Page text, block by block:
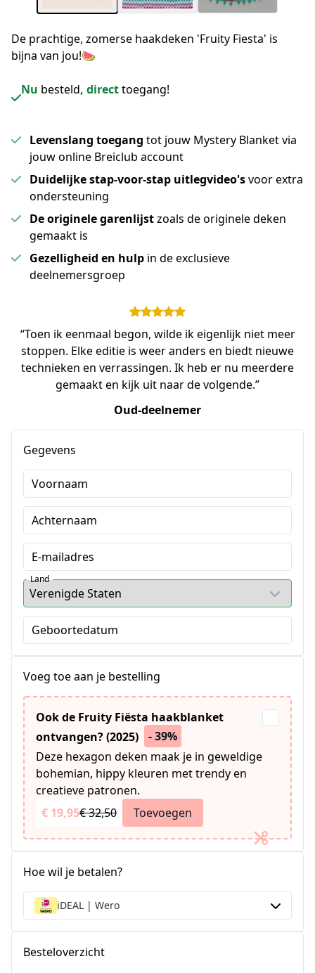
De prachtige, zomerse haakdeken 'Fruity Fiesta' is
bijna van jou!🍉
Nu besteld, directtoegang!
Levenslang toegang tot jouw Mystery Blanket via
jouw online Breiclub account
Duidelijke stap-voor-stap uitlegvideo'svoor extra
ondersteuning
De originele garenlijstzoals de originele deken
gemaakt is
Gezelligheid en hulp in de exclusieve
deelnemersgroep
“Toen ik eenmaal begon, wilde ik eigenlijk niet meer
stoppen. Elke editie is weer anders en biedt nieuwe
technieken en verrassingen. Ik heb er nu meerdere
gemaakt en kijk uit naar de volgende.”
Oud-deelnemer
Gegevens
Voornaam
Achternaam
E-mailadres
Land
Geboortedatum
Voeg toe aan je bestelling
Ook de Fruity Fiësta haakblanket
ontvangen? (2025)
- 39%
Deze hexagon deken maak je in geweldige
bohemian, hippy kleuren met trendy en
creatieve patronen.
€ 19,95€ 32,50 Toevoegen
Hoe wil je betalen?
iDEAL | Wero
Besteloverzicht